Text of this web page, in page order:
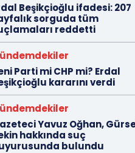
Beşikçioğlu ifadesi: 207
sorguda tüm
reddetti
Parti mi CHP mi? Erdal
kararını verdi
Yavuz Oğhan,
hakkında suç
bulundu